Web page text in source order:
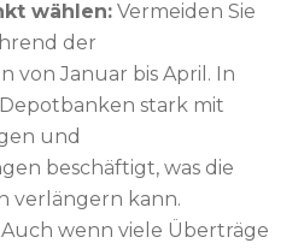
wählen: Vermeiden Sie
der
von Januar bis April. In
stark mit
und
beschäftigt, was die
verlängern kann.
Auch wenn viele Überträge